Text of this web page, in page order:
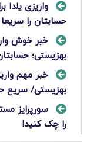
واریزی یلدا
حسابتان را
خبر خوش
بهزیستی؛
خبر مهم
بهزیستی/ سریع
سورپرایز
را چک کنید!